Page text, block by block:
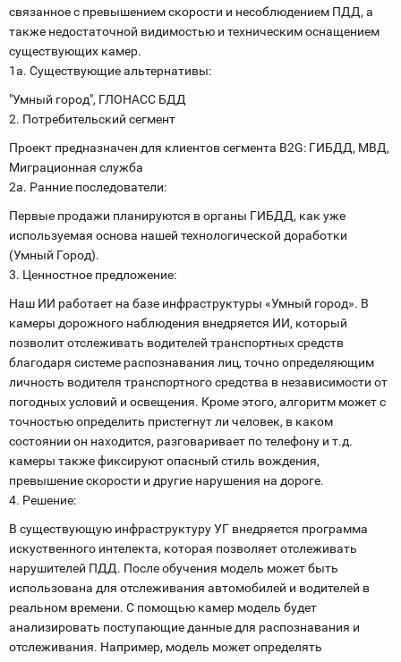
связанное с превышением скорости и несоблюдением ПДД, а
также недостаточной видимостью и техническим оснащением
существующих камер.
1а. Существующие альтернативы:
"Умный город", ГЛОНАСС БДД
2. Потребительский сегмент
Проект предназначен для клиентов сегмента B2G: ГИБДД, МВД,
Миграционная служба
2а. Ранние последователи:
Первые продажи планируются в органы ГИБДД, как уже
используемая основа нашей технологической доработки
(Умный Город).
3. Ценностное предложение:
Наш ИИ работает на базе инфраструктуры «Умный город». В
камеры дорожного наблюдения внедряется ИИ, который
позволит отслеживать водителей транспортных средств
благодаря системе распознавания лиц, точно определяющим
личность водителя транспортного средства в независимости от
погодных условий и освещения. Кроме этого, алгоритм может с
точностью определить пристегнут ли человек, в каком
состоянии он находится, разговаривает по телефону и т.д.
камеры также фиксируют опасный стиль вождения,
превышение скорости и другие нарушения на дороге.
4. Решение:
В существующую инфраструктуру УГ внедряется программа
искуственного интелекта, которая позволяет отслеживать
нарушителей ПДД. После обучения модель может быть
использована для отслеживания автомобилей и водителей в
реальном времени. С помощью камер модель будет
анализировать поступающие данные для распознавания и
отслеживания. Например, модель может определять